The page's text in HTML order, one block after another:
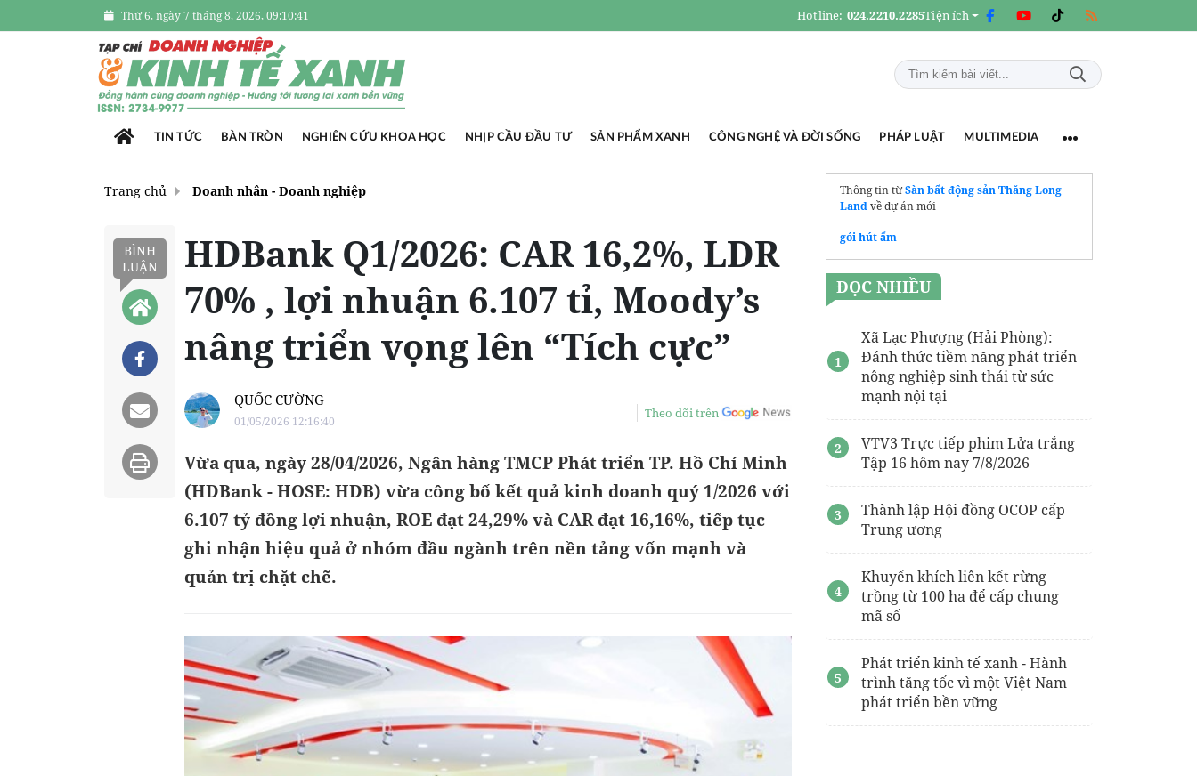
Thứ 6, ngày 7 tháng 8, 2026, 09:10:42 Hotline: 024.2210.2285Tiện ích
TIN TỨC BÀN TRÒN NGHIÊN CỨU KHOA HỌC NHỊP CẦU ĐẦU TƯ SẢN PHẨM XANH CÔNG NGHỆ VÀ ĐỜI SỐNG PHÁP LUẬT MULTIMEDIA
Trang chủ Doanh nhân - Doanh nghiệp
BÌNH
LUẬN
HDBank Q1/2026: CAR 16,2%, LDR
70% , lợi nhuận 6.107 tỉ, Moody’s
nâng triển vọng lên “Tích cực”
QUỐC CƯỜNG
01/05/2026 12:16:40
Theo dõi trên
Vừa qua, ngày 28/04/2026, Ngân hàng TMCP Phát triển TP. Hồ Chí Minh
(HDBank - HOSE: HDB) vừa công bố kết quả kinh doanh quý 1/2026 với
6.107 tỷ đồng lợi nhuận, ROE đạt 24,29% và CAR đạt 16,16%, tiếp tục
ghi nhận hiệu quả ở nhóm đầu ngành trên nền tảng vốn mạnh và
quản trị chặt chẽ.
Thông tin từSàn bất động sản Thăng Long
Landvề dự án mới
gói hút ẩm
ĐỌC NHIỀU
Xã Lạc Phượng (Hải Phòng):
Đánh thức tiềm năng phát triển
nông nghiệp sinh thái từ sức
mạnh nội tại
VTV3 Trực tiếp phim Lửa trắng
Tập 16 hôm nay 7/8/2026
Thành lập Hội đồng OCOP cấp
Trung ương
Khuyến khích liên kết rừng
trồng từ 100 ha để cấp chung
mã số
Phát triển kinh tế xanh - Hành
trình tăng tốc vì một Việt Nam
phát triển bền vững